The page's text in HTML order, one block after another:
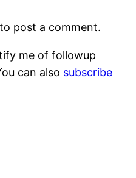
post a comment.
me of followup
can also subscribe